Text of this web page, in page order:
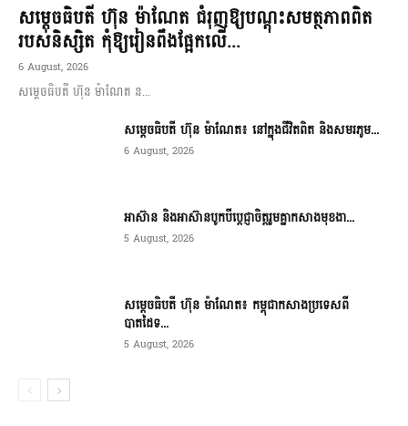
សម្តេចធិបតី ហ៊ុន ម៉ាណែត ជំរុញឱ្យបណ្តុះសមត្ថភាពពិត
របស់និស្សិត កុំឱ្យរៀនពឹងផ្អែកលើ...
6 August, 2026
សម្តេចធិបតី ហ៊ុន ម៉ាណែត ន...
សម្តេចធិបតី ហ៊ុន ម៉ាណែត៖ នៅក្នុងជីវិតពិត និងសមរភូម...
6 August, 2026
អាស៊ាន និងអាស៊ានបូកបីប្តេជ្ញាចិត្តរួមគ្នាកសាងមុខងា...
5 August, 2026
សម្ដេចធិបតី ហ៊ុន ម៉ាណែត៖ កម្ពុជាកសាងប្រទេសពី
បាតដៃទ...
5 August, 2026